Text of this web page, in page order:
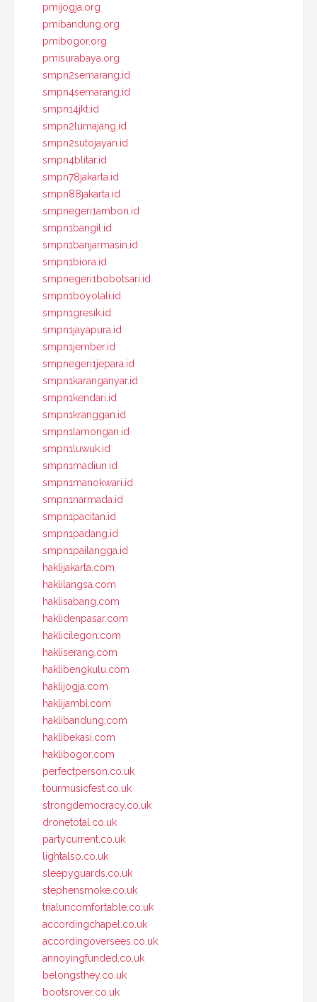
pmijogja.org
pmibandung.org
pmibogor.org
pmisurabaya.org
smpn2semarang.id
smpn4semarang.id
smpn14jkt.id
smpn2lumajang.id
smpn2sutojayan.id
smpn4blitar.id
smpn78jakarta.id
smpn88jakarta.id
smpnegeri1ambon.id
smpn1bangil.id
smpn1banjarmasin.id
smpn1biora.id
smpnegeri1bobotsari.id
smpn1boyolali.id
smpn1gresik.id
smpn1jayapura.id
smpn1jember.id
smpnegeri1jepara.id
smpn1karanganyar.id
smpn1kendari.id
smpn1kranggan.id
smpn1lamongan.id
smpn1luwuk.id
smpn1madiun.id
smpn1manokwari.id
smpn1narmada.id
smpn1pacitan.id
smpn1padang.id
smpn1pailangga.id
haklijakarta.com
haklilangsa.com
haklisabang.com
haklidenpasar.com
haklicilegon.com
hakliserang.com
haklibengkulu.com
haklijogja.com
haklijambi.com
haklibandung.com
haklibekasi.com
haklibogor.com
perfectperson.co.uk
tourmusicfest.co.uk
strongdemocracy.co.uk
dronetotal.co.uk
partycurrent.co.uk
lightalso.co.uk
sleepyguards.co.uk
stephensmoke.co.uk
trialuncomfortable.co.uk
accordingchapel.co.uk
accordingoversees.co.uk
annoyingfunded.co.uk
belongsthey.co.uk
bootsrover.co.uk